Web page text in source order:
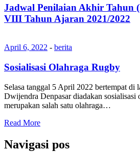
Jadwal Penilaian Akhir Tahun
VIII Tahun Ajaran 2021/2022
April 6, 2022 - berita
Sosialisasi Olahraga Rugby
Selasa tanggal 5 April 2022 bertempat di
Dwijendra Denpasar diadakan sosialisasi
merupakan salah satu olahraga…
Read More
Navigasi pos